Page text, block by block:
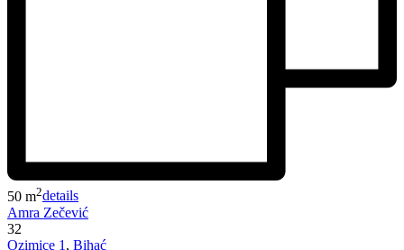
50 m2details
Amra Zečević
32
Ozimice 1 , Bihać